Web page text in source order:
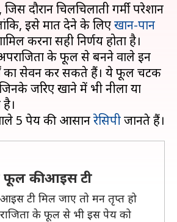
दौरान चिलचिलाती गर्मी परेशान
इसे मात देने के लिएखान-पान
करना सही निर्णय होता है।
के फूल से बनने वाले इन
का सेवन कर सकते हैं। ये फूल चटक
जरिए खाने में भी नीला या
5 पेय की आसानरेसिपी
फूल की आइस टी
आइस टी मिल जाए तो मन तृप्त हो
के फूल से भी इस पेय को